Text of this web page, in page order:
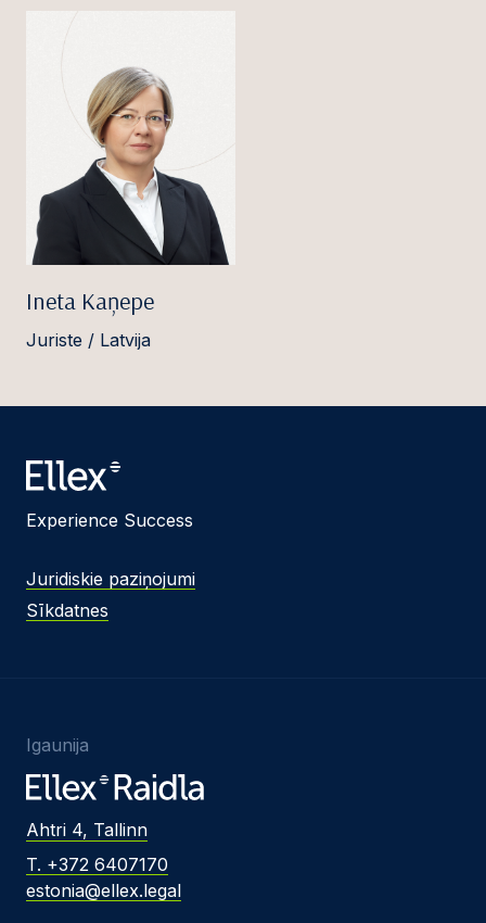
Ineta Kaņepe
Juriste / Latvija
Experience Success
Juridiskie paziņojumi
Sīkdatnes
Igaunija
Ahtri 4, Tallinn
T. +372 6407170
estonia@ellex.legal